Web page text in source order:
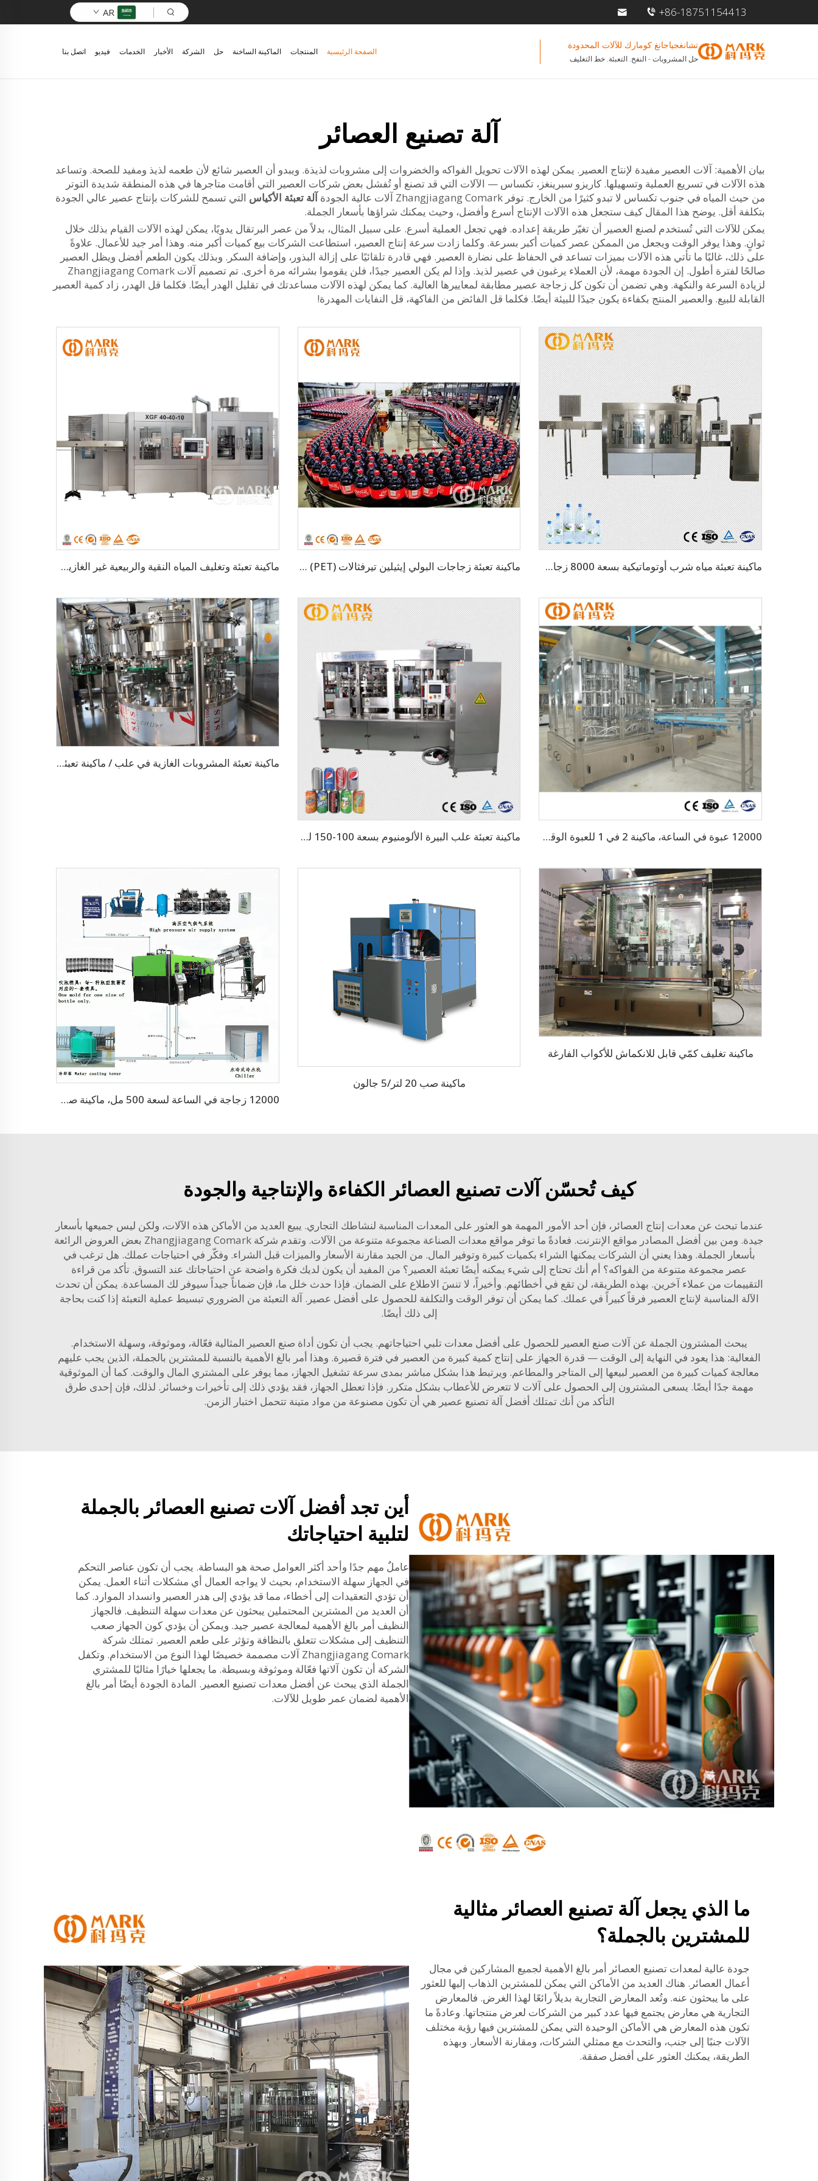
+86-18751154413
AR
تشانغجياجانغ كومارك للآلات المحدودة
حل المشروبات - النفخ. التعبئة. خط التغليف
الصفحة الرئيسية المنتجات الماكينة الساخنة حل الشركة الأخبار الخدمات فيديو اتصل بنا
آلة تصنيع العصائر
بيان الأهمية: آلات العصير مفيدة لإنتاج العصير. يمكن لهذه الآلات تحويل الفواكه والخضروات إلى مشروبات لذيذة. ويبدو أن العصير شائع لأن طعمه لذيذ ومفيد للصحة. وتساعد
هذه الآلات في تسريع العملية وتسهيلها. كاريزو سبرينغز، تكساس — الآلات التي قد تصنع أو تُفشل بعض شركات العصير التي أقامت متاجرها في هذه المنطقة شديدة التوتر
من حيث المياه في جنوب تكساس لا تبدو كثيرًا من الخارج. توفر Zhangjiagang Comark آلات عالية الجودة
آلة تعبئة الأكياس التي تسمح للشركات بإنتاج عصير عالي الجودة
بتكلفة أقل. يوضح هذا المقال كيف ستجعل هذه الآلات الإنتاج أسرع وأفضل، وحيث يمكنك شراؤها بأسعار الجملة.
يمكن للآلات التي تُستخدم لصنع العصير أن تغيّر طريقة إعداده. فهي تجعل العملية أسرع. على سبيل المثال، بدلاً من عصر البرتقال يدويًا، يمكن لهذه الآلات القيام بذلك خلال
ثوانٍ. وهذا يوفر الوقت ويجعل من الممكن عصر كميات أكبر بسرعة. وكلما زادت سرعة إنتاج العصير، استطاعت الشركات بيع كميات أكبر منه. وهذا أمر جيد للأعمال. علاوةً
على ذلك، غالبًا ما تأتي هذه الآلات بميزات تساعد في الحفاظ على نضارة العصير. فهي قادرة تلقائيًا على إزالة البذور، وإضافة السكر. وبذلك يكون الطعم أفضل ويظل العصير
صالحًا لفترة أطول. إن الجودة مهمة، لأن العملاء يرغبون في عصير لذيذ. وإذا لم يكن العصير جيدًا، فلن يقوموا بشرائه مرة أخرى. تم تصميم آلات Zhangjiagang Comark
لزيادة السرعة والنكهة. وهي تضمن أن تكون كل زجاجة عصير مطابقة لمعاييرها العالية. كما يمكن لهذه الآلات مساعدتك في تقليل الهدر أيضًا. فكلما قل الهدر، زاد كمية العصير
القابلة للبيع. والعصير المنتج بكفاءة يكون جيدًا للبيئة أيضًا. فكلما قل الفائض من الفاكهة، قل النفايات المهدرة!
ماكينة تعبئة مياه شرب أوتوماتيكية بسعة 8000 زجاجة بالساعة (CGF16-16-5) ماكينة تعبئة زجاجات البولي إيثيلين تيرفثالات (PET) للمشروبات الغازية والمياه الفوارة بسعة 12000 زجاجة في الساعة ماكينة تعبئة وتغليف المياه النقية والربيعية غير الغازية بسعة 20000 زجاجة في الساعة
12000 عبوة في الساعة، ماكينة 2 في 1 للعبوة الوقوف الذاتي ماكينة تعبئة علب البيرة الألومنيوم بسعة 100-150 لد/دقيقة / خط معدات التعبئة في العلب
ماكينة تعبئة المشروبات الغازية في علب / ماكينة تعبئة علب
ماكينة تغليف كمّي قابل للانكماش للأكواب الفارغة
ماكينة صب 20 لتر/5 جالون
12000 زجاجة في الساعة لسعة 500 مل، ماكينة صب زجاجات PET ذات 9 تجاويف
كيف تُحسّن آلات تصنيع العصائر الكفاءة والإنتاجية والجودة
عندما تبحث عن معدات إنتاج العصائر، فإن أحد الأمور المهمة هو العثور على المعدات المناسبة لنشاطك التجاري. يبيع العديد من الأماكن هذه الآلات، ولكن ليس جميعها بأسعار
جيدة. ومن بين أفضل المصادر مواقع الإنترنت. فعادةً ما توفر مواقع معدات الصناعة مجموعة متنوعة من الآلات. وتقدم شركة Zhangjiagang Comark بعض العروض الرائعة
بأسعار الجملة. وهذا يعني أن الشركات يمكنها الشراء بكميات كبيرة وتوفير المال. من الجيد مقارنة الأسعار والميزات قبل الشراء. وفكّر في احتياجات عملك. هل ترغب في
عصر مجموعة متنوعة من الفواكه؟ أم أنك تحتاج إلى شيء يمكنه أيضًا تعبئة العصير؟ من المفيد أن يكون لديك فكرة واضحة عن احتياجاتك عند التسوق. تأكد من قراءة
التقييمات من عملاء آخرين. بهذه الطريقة، لن تقع في أخطائهم. وأخيراً، لا تنسَ الاطلاع على الضمان. فإذا حدث خلل ما، فإن ضماناً جيداً سيوفر لك المساعدة. يمكن أن تحدث
الآلة المناسبة لإنتاج العصير فرقاً كبيراً في عملك. كما يمكن أن توفر الوقت والتكلفة للحصول على أفضل عصير.آلة التعبئة من الضروري تبسيط عملية التعبئة إذا كنت بحاجة
إلى ذلك أيضًا.
يبحث المشترون الجملة عن آلات صنع العصير للحصول على أفضل معدات تلبي احتياجاتهم. يجب أن تكون أداة صنع العصير المثالية فعّالة، وموثوقة، وسهلة الاستخدام.
الفعالية: هذا يعود في النهاية إلى الوقت — قدرة الجهاز على إنتاج كمية كبيرة من العصير في فترة قصيرة. وهذا أمر بالغ الأهمية بالنسبة للمشترين بالجملة، الذين يجب عليهم
معالجة كميات كبيرة من العصير لبيعها إلى المتاجر والمطاعم. ويرتبط هذا بشكل مباشر بمدى سرعة تشغيل الجهاز، مما يوفر على المشتري المال والوقت. كما أن الموثوقية
مهمة جدًا أيضًا. يسعى المشترون إلى الحصول على آلات لا تتعرض للأعطاب بشكل متكرر. فإذا تعطل الجهاز، فقد يؤدي ذلك إلى تأخيرات وخسائر. لذلك، فإن إحدى طرق
التأكد من أنك تمتلك أفضل آلة تصنيع عصير هي أن تكون مصنوعة من مواد متينة تتحمل اختبار الزمن.
أين تجد أفضل آلات تصنيع العصائر بالجملة
لتلبية احتياجاتك
عاملٌ مهم جدًا وأحد أكثر العوامل صحة هو البساطة. يجب أن تكون عناصر التحكم
في الجهاز سهلة الاستخدام، بحيث لا يواجه العمال أي مشكلات أثناء العمل. يمكن
أن تؤدي التعقيدات إلى أخطاء، مما قد يؤدي إلى هدر العصير وانسداد الموارد. كما
أن العديد من المشترين المحتملين يبحثون عن معدات سهلة التنظيف. فالجهاز
النظيف أمر بالغ الأهمية لمعالجة عصير جيد. ويمكن أن يؤدي كون الجهاز صعب
التنظيف إلى مشكلات تتعلق بالنظافة وتؤثر على طعم العصير. تمتلك شركة
Zhangjiagang Comark آلات مصممة خصيصًا لهذا النوع من الاستخدام. وتكفل
الشركة أن تكون آلاتها فعّالة وموثوقة وبسيطة. ما يجعلها خيارًا مثاليًا للمشتري
الجملة الذي يبحث عن أفضل معدات تصنيع العصير. المادة الجودة أيضًا أمر بالغ
الأهمية لضمان عمر طويل للآلات.
ما الذي يجعل آلة تصنيع العصائر مثالية
للمشترين بالجملة؟
جودة عالية لمعدات تصنيع العصائر أمر بالغ الأهمية لجميع المشاركين في مجال
أعمال العصائر. هناك العديد من الأماكن التي يمكن للمشترين الذهاب إليها للعثور
على ما يبحثون عنه. وتُعد المعارض التجارية بديلاً رائعًا لهذا الغرض. فالمعارض
التجارية هي معارض يجتمع فيها عدد كبير من الشركات لعرض منتجاتها. وعادةً ما
تكون هذه المعارض هي الأماكن الوحيدة التي يمكن للمشترين فيها رؤية مختلف
الآلات جنبًا إلى جنب، والتحدث مع ممثلي الشركات، ومقارنة الأسعار. وبهذه
الطريقة، يمكنك العثور على أفضل صفقة.